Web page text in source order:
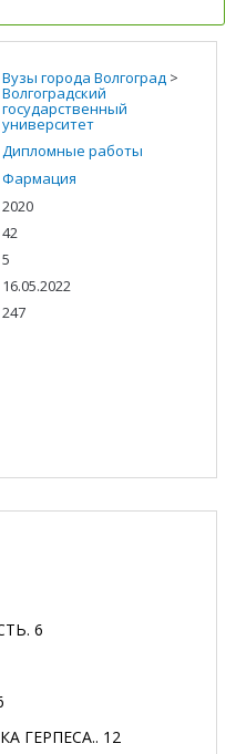
Вузы города Волгоград >
Волгоградский
государственный
университет
Дипломные работы
Фармация
2020
42
5
16.05.2022
247
. 6
ГЕРПЕСА.. 12